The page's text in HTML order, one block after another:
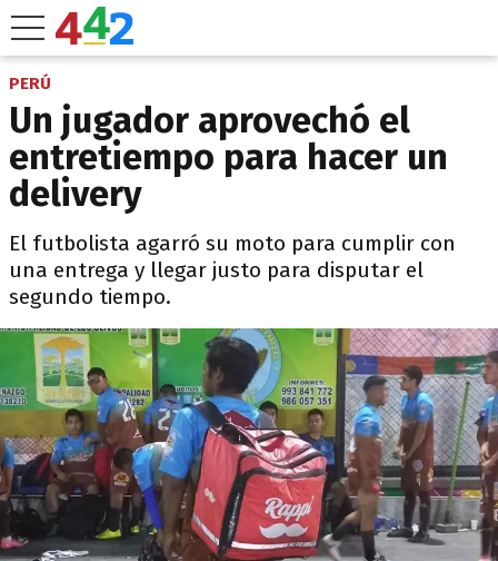
PERÚ
Un jugador aprovechó el
entretiempo para hacer un
delivery
El futbolista agarró su moto para cumplir con
una entrega y llegar justo para disputar el
segundo tiempo.